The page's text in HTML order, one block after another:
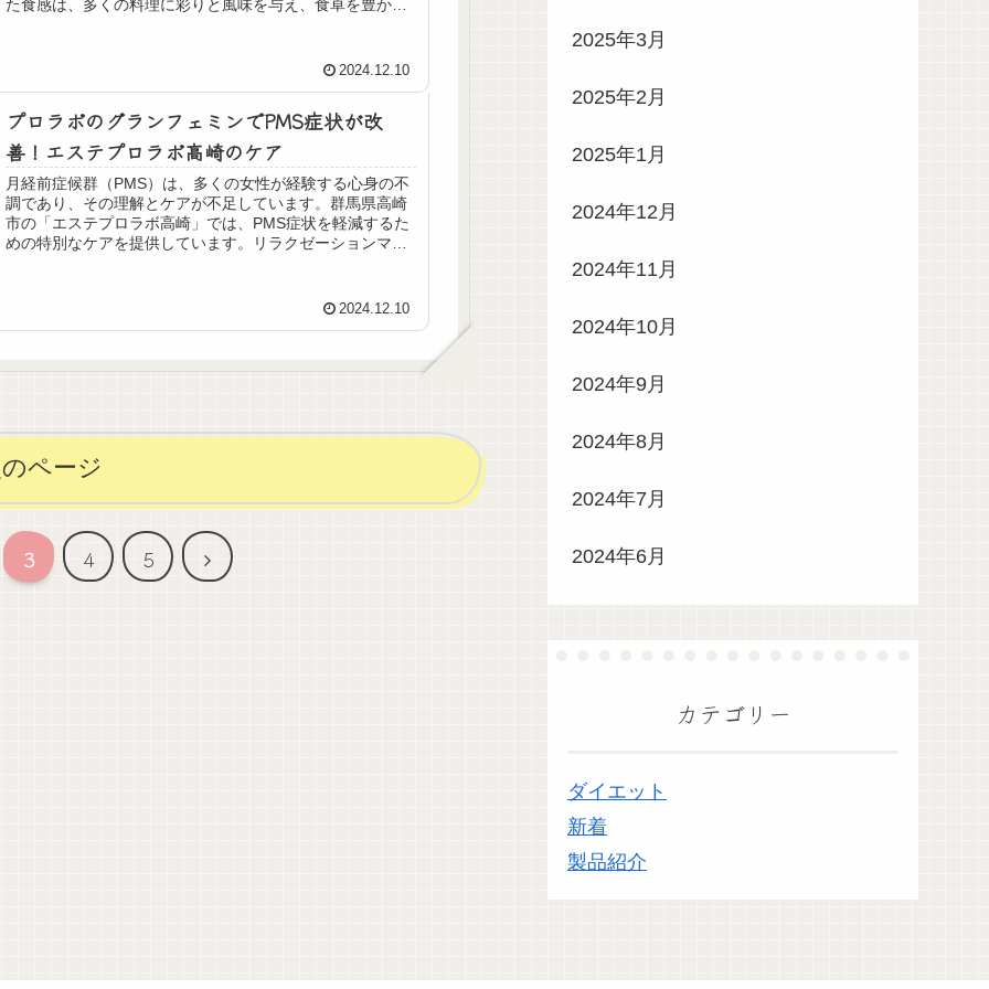
た食感は、多くの料理に彩りと風味を与え、食卓を豊かに
2024.12.10
プロラボのグランフェミンでPMS症状が改
善！エステプロラボ高崎のケア
月経前症候群（PMS）は、多くの女性が経験する心身の不
調であり、その理解とケアが不足しています。群馬県高崎
市の「エステプロラボ高崎」では、PMS症状を軽減するた
めの特別なケアを提供しています。リラクゼーションマッ
状の緩和や心の安定を図ります。専門のカウンセラーが個
2024.12.10
ページ
3 4 5
次
2025年3月
2025年2月
2025年1月
2024年12月
2024年11月
2024年10月
2024年9月
2024年8月
2024年7月
2024年6月
カテゴリー
ダイエット
新着
製品紹介